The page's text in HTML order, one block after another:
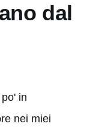
dal
in
nei miei